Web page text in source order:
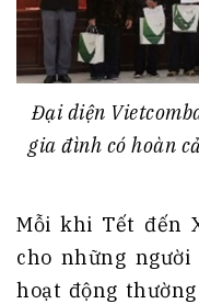
Đại diện
gia đình có hoàn
Mỗi khi Tết đến
cho những
hoạt động